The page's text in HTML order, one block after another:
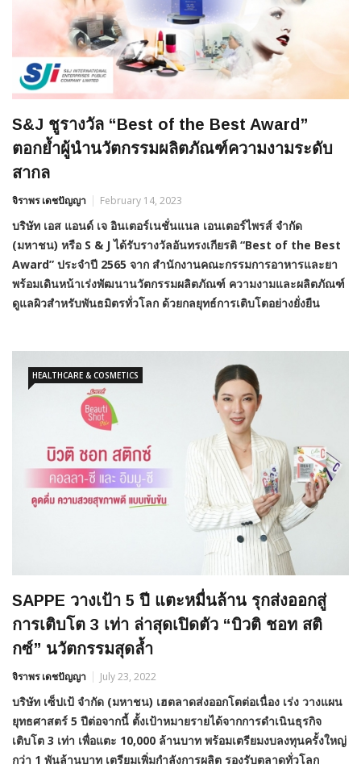
S&J ชูรางวัล “Best of the Best Award”
ตอกย้ำผู้นำนวัตกรรมผลิตภัณฑ์ความงามระดับ
สากล
จิราพร เดชปัญญา February 14, 2023
บริษัท เอส แอนด์ เจ อินเตอร์เนชั่นแนล เอนเตอร์ไพรส์ จำกัด
(มหาชน) หรือ S & J ได้รับรางวัลอันทรงเกียรติ “Best of the Best
Award” ประจำปี 2565 จาก สำนักงานคณะกรรมการอาหารและยา
พร้อมเดินหน้าเร่งพัฒนานวัตกรรมผลิตภัณฑ์ ความงามและผลิตภัณฑ์
ดูแลผิวสำหรับพันธมิตรทั่วโลก ด้วยกลยุทธ์การเติบโตอย่างยั่งยืน
HEALTHCARE & COSMETICS
SAPPE วางเป้า 5 ปี แตะหมื่นล้าน รุกส่งออกสู่
การเติบโต 3 เท่า ล่าสุดเปิดตัว “บิวติ ชอท สติ
กซ์” นวัตกรรมสุดล้ำ
จิราพร เดชปัญญา July 23, 2022
บริษัท เซ็ปเป้ จำกัด (มหาชน) เฮตลาดส่งออกโตต่อเนื่อง เร่ง วางแผน
ยุทธศาสตร์ 5 ปีต่อจากนี้ ตั้งเป้าหมายรายได้จากการดำเนินธุรกิจ
เติบโต 3 เท่า เพื่อแตะ 10,000 ล้านบาท พร้อมเตรียมงบลงทุนครั้งใหญ่
กว่า 1 พันล้านบาท เตรียมเพิ่มกำลังการผลิต รองรับตลาดทั่วโลก